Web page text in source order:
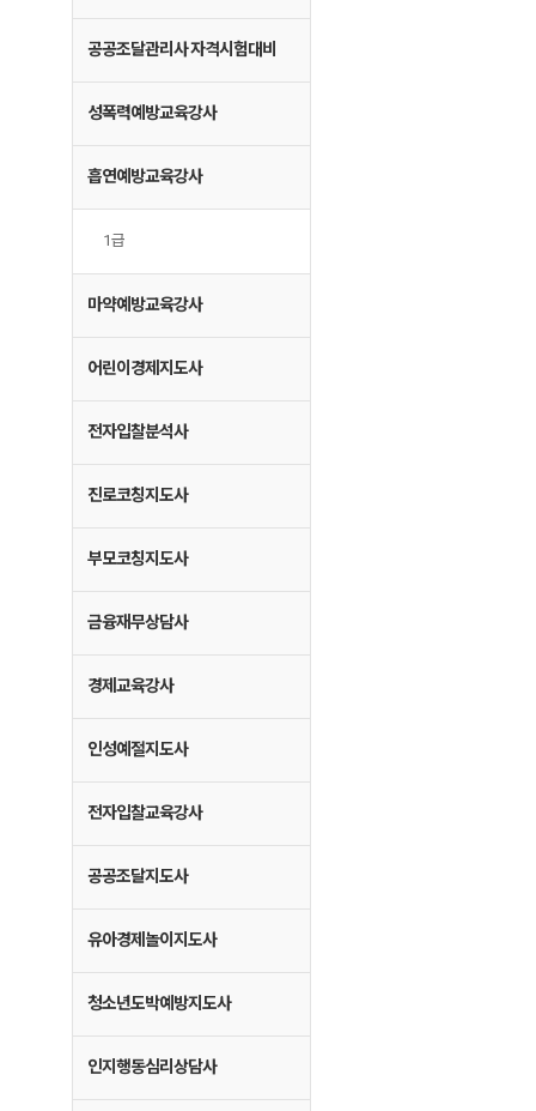
공공조달관리사 자격시험대비
성폭력예방교육강사
흡연예방교육강사
1급
마약예방교육강사
어린이경제지도사
전자입찰분석사
진로코칭지도사
부모코칭지도사
금융재무상담사
경제교육강사
인성예절지도사
전자입찰교육강사
공공조달지도사
유아경제놀이지도사
청소년도박예방지도사
인지행동심리상담사